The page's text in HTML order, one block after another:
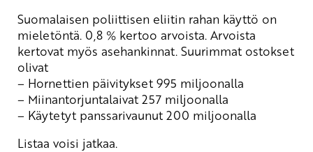
Suomalaisen poliittisen eliitin rahan käyttö on
mieletöntä. 0,8 % kertoo arvoista. Arvoista
kertovat myös asehankinnat. Suurimmat ostokset
olivat
– Hornettien päivitykset 995 miljoonalla
– Miinantorjuntalaivat 257 miljoonalla
– Käytetyt panssarivaunut 200 miljoonalla
Listaa voisi jatkaa.